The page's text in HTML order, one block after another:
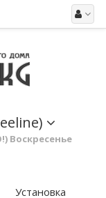
Воскресенье
Установка